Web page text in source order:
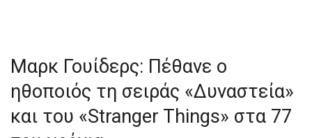
Mαρκ Γουίδερς: Πέθανε ο
ηθοποιός τη σειράς «Δυναστεία»
και του «Stranger Things» στα 77